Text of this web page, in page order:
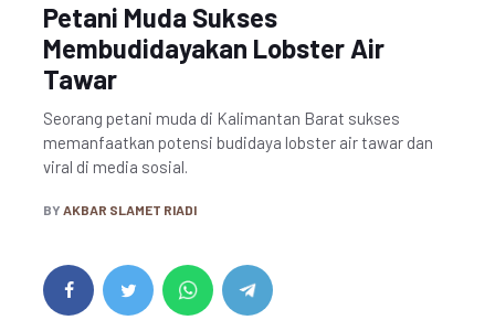
Petani Muda Sukses
Membudidayakan Lobster Air
Tawar
Seorang petani muda di Kalimantan Barat sukses
memanfaatkan potensi budidaya lobster air tawar dan
viral di media sosial.
BY AKBAR SLAMET RIADI